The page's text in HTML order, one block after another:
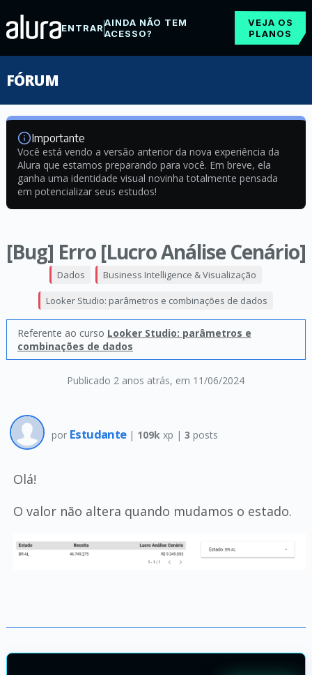
ENTRARAINDA NÃO TEM
ACESSO?
VEJA OS
PLANOS
FÓRUM
Importante
Você está vendo a versão anterior da nova experiência da
Alura que estamos preparando para você. Em breve, ela
ganha uma identidade visual novinha totalmente pensada
em potencializar seus estudos!
[Bug] Erro [Lucro Análise Cenário]
Publicado 2 anos atrás, em 11/06/2024
Dados Business Intelligence & Visualização
Looker Studio: parâmetros e combinações de dados
Referente ao curso Looker Studio: parâmetros e
combinações de dados
por Estudante | 109k xp | 3 posts
Olá!
O valor não altera quando mudamos o estado.